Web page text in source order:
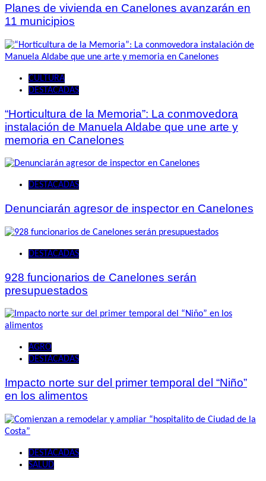
Planes de vivienda en Canelones avanzarán en
11 municipios
CULTURA
DESTACADAS
“Horticultura de la Memoria”: La conmovedora
instalación de Manuela Aldabe que une arte y
memoria en Canelones
DESTACADAS
Denunciarán agresor de inspector en Canelones
DESTACADAS
928 funcionarios de Canelones serán
presupuestados
AGRO
DESTACADAS
Impacto norte sur del primer temporal del “Niño”
en los alimentos
DESTACADAS
SALUD